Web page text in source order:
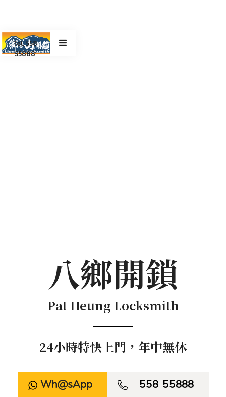
Tel. 558
55888
八鄉開鎖
Pat Heung Locksmith
24小時特快上門，年中無休
WhatsApp  558 55888